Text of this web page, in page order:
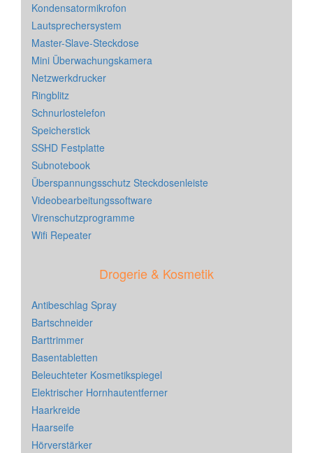
Kondensatormikrofon
Lautsprechersystem
Master-Slave-Steckdose
Mini Überwachungskamera
Netzwerkdrucker
Ringblitz
Schnurlostelefon
Speicherstick
SSHD Festplatte
Subnotebook
Überspannungsschutz Steckdosenleiste
Videobearbeitungssoftware
Virenschutzprogramme
Wifi Repeater
Drogerie & Kosmetik
Antibeschlag Spray
Bartschneider
Barttrimmer
Basentabletten
Beleuchteter Kosmetikspiegel
Elektrischer Hornhautentferner
Haarkreide
Haarseife
Hörverstärker